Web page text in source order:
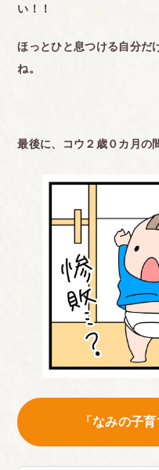
い！！
ほっとひと息つける自分だ
ね。
最後に、コウ２歳０カ月の
「なみの子